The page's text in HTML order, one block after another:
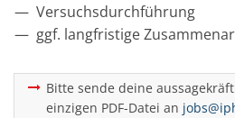
Versuchsdurchführung
ggf. langfristige
Bitte sende deine
einzigen PDF-Datei an